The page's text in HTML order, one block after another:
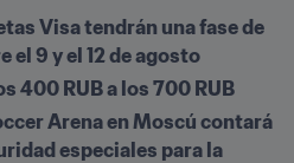
Visa tendrán una fase de
el 9 y el 12 de agosto
400 RUB a los 700 RUB
Arena en Moscú contará
especiales para la